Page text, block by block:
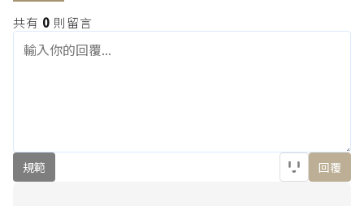
共有 0 則留言
規範 回覆